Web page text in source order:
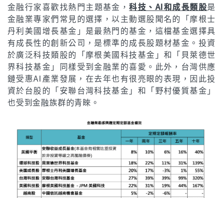
金融行家喜歡找熱門主題基金，科技、AI和成長類股是
金融業專家們常見的選擇，以主動選股聞名的「摩根士
丹利美國增長基金」是最熱門的基金，這檔基金選擇具
有成長性的創新公司，是標準的成長股題材基金。投資
於廣泛科技類股的「摩根美國科技基金」和「貝萊德世
界科技基金」同樣受到金融業的喜愛。此外，台灣供應
鏈受惠AI產業發展，在去年也有很亮眼的表現，因此投
資於台股的「安聯台灣科技基金」和「野村優質基金」
也受到金融族群的青睞。